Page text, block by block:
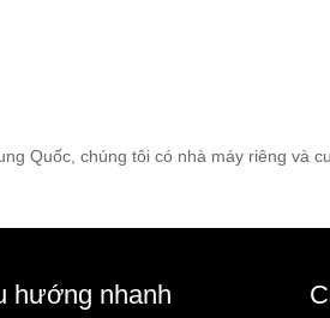
Quốc, chúng tôi có nhà máy riêng và
hướng nhanh